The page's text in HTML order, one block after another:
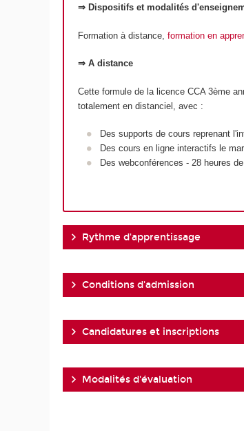
⇒ Dispositifs et modalités
Formation à distance, formation en
⇒ A distance
Cette formule de la licence CCA 3ème
totalement en distanciel, avec :
Des supports de cours reprenant
Des cours en ligne interactifs le
Des webconférences - 28 heures
Rythme d'apprentissage
Conditions d'admission
Candidatures et inscriptions
Modalités d'évaluation